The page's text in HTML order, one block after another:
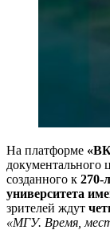
На платформе
документального
созданного к 270-
университета
зрителей ждут
«МГУ. Время,